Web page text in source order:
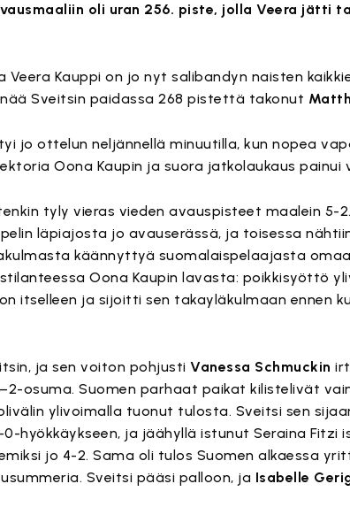
oli uran 256. piste, jolla Veera jätti
Veera Kauppi on jo nyt salibandyn naisten
Sveitsin paidassa 268 pistettä takonut
jo ottelun neljännellä minuutilla, kun nopea
Oona Kaupin ja suora jatkolaukaus painui
tyly vieras vieden avauspisteet maalein 5-
läpiajosta jo avauserässä, ja toisessa
käännyttyä suomalaispelaajasta
Oona Kaupin lavasta: poikkisyöttö
itselleen ja sijoitti sen takayläkulmaan ennen
ja sen voiton pohjustiVanessa Schmuckin
osuma. Suomen parhaat paikat kilistelivät
ylivoimalla tuonut tulosta. Sveitsi sen
hyökkäykseen, ja jäähyllä istunut Seraina Fitzi
jo 4-2. Sama oli tulos Suomen alkaessa
Sveitsi pääsi palloon, ja Isabelle